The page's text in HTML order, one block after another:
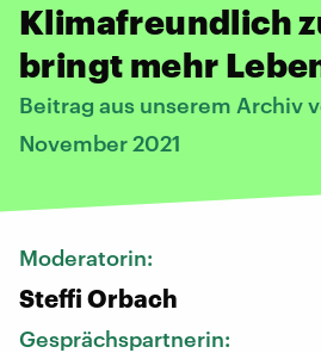
Klimafreundlich
bringt mehr
Beitrag aus unserem Archiv
November 2021
Moderatorin:
Steffi Orbach
Gesprächspartnerin: